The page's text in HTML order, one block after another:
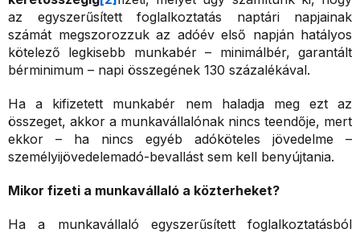
az egyszerűsített foglalkoztatás naptári napjainak
számát megszorozzuk az adóév első napján hatályos
kötelező legkisebb munkabér – minimálbér, garantált
bérminimum – napi összegének 130 százalékával.
Ha a kifizetett munkabér nem haladja meg ezt az
összeget, akkor a munkavállalónak nincs teendője, mert
ekkor – ha nincs egyéb adóköteles jövedelme –
személyijövedelemadó-bevallást sem kell benyújtania.
Mikor fizeti a munkavállaló a közterheket?
Ha a munkavállaló egyszerűsített foglalkoztatásból